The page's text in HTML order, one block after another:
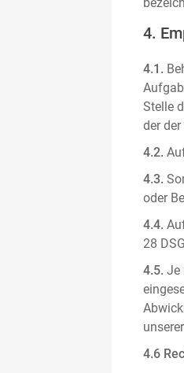
4.
4.1.
Stelle
der
4.2.
4.3.
oder
4.4.
28
4.5. Je
4.6